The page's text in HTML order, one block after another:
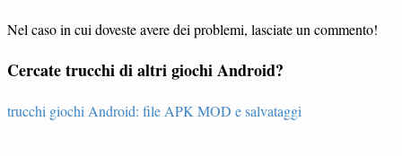
Nel caso in cui doveste avere dei problemi, lasciate un commento!
Cercate trucchi di altri giochi Android?
trucchi giochi Android: file APK MOD e salvataggi